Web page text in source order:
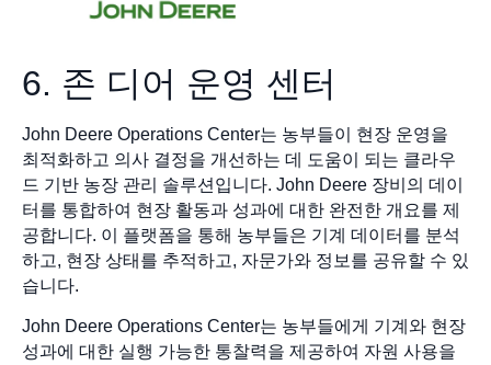
6. 존 디어 운영 센터
John Deere Operations Center는 농부들이 현장 운영을
최적화하고 의사 결정을 개선하는 데 도움이 되는 클라우
드 기반 농장 관리 솔루션입니다. John Deere 장비의 데이
터를 통합하여 현장 활동과 성과에 대한 완전한 개요를 제
공합니다. 이 플랫폼을 통해 농부들은 기계 데이터를 분석
하고, 현장 상태를 추적하고, 자문가와 정보를 공유할 수 있
습니다.
John Deere Operations Center는 농부들에게 기계와 현장
성과에 대한 실행 가능한 통찰력을 제공하여 자원 사용을